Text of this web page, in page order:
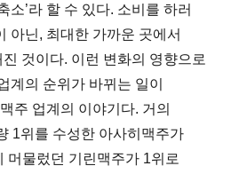
소’라 할 수 있다. 소비를 하러
아닌, 최대한 가까운 곳에서
것이다. 이런 변화의 영향으로
계의 순위가 바뀌는 일이
주 업계의 이야기다. 거의
1위를 수성한 아사히맥주가
머물렀던 기린맥주가 1위로